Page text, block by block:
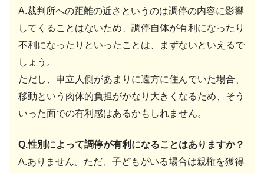
A.裁判所への距離の近さというのは調停の内容に影響
してくることはないため、調停自体が有利になったり
不利になったりといったことは、まずないといえるで
しょう。
ただし、申立人側があまりに遠方に住んでいた場合、
移動という肉体的負担がかなり大きくなるため、そう
いった面での有利感はあるかもしれません。
Q.性別によって調停が有利になることはありますか？
A.ありません。ただ、子どもがいる場合は親権を獲得